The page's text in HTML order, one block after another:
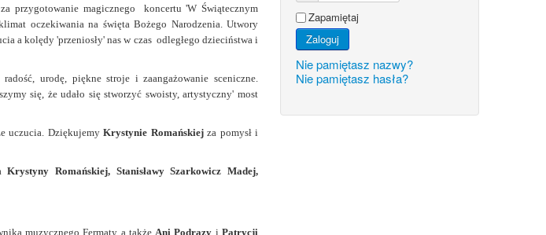
przygotowanie magicznego koncertu 'W Świątecznym
oczekiwania na święta Bożego Narodzenia. Utwory
a kolędy 'przeniosły' nas w czas odległego dzieciństwa i
urodę, piękne stroje i zaangażowanie sceniczne.
się, że udało się stworzyć swoisty, artystyczny' most
uczucia. DziękujemyKrystynie Romańskiejza pomysł i
Krystyny Romańskiej, Stanisławy Szarkowicz Madej,
muzycznego Fermaty a takżeAni Podrazy iPatrycji
Zapamiętaj
Zaloguj
Nie pamiętasz nazwy?
Nie pamiętasz hasła?